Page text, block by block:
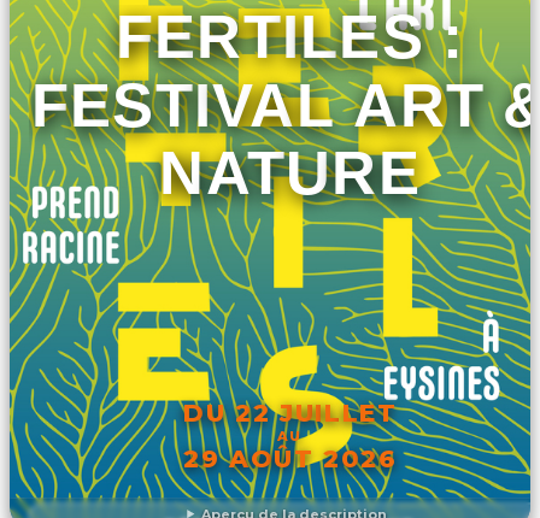
Aperçu de la description
FERTILES :
FESTIVAL ART
NATURE
DU 22 JUILLET
AU
29 AOÛT 2026